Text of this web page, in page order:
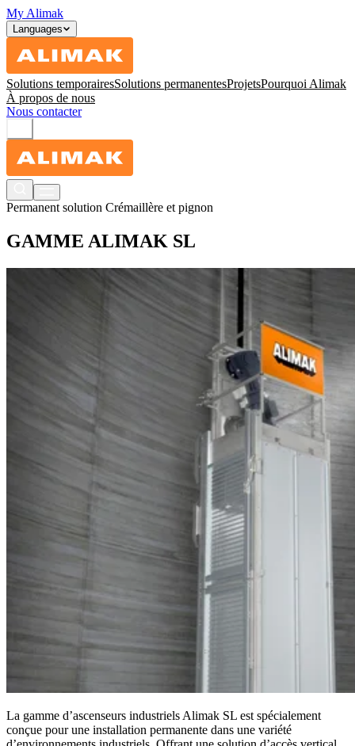
My Alimak
Languages
Solutions temporairesSolutions permanentesProjetsPourquoi Alimak
À propos de nous
Nous contacter
Permanent solution Crémaillère et pignon
GAMME ALIMAK SL
La gamme d’ascenseurs industriels Alimak SL est spécialement
conçue pour une installation permanente dans une variété